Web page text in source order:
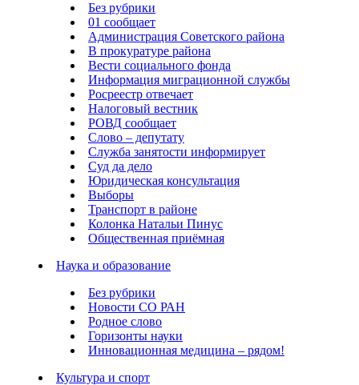
Без рубрики
01 сообщает
Администрация Советского района
В прокуратуре района
Вести социального фонда
Информация миграционной службы
Росреестр отвечает
Налоговый вестник
РОВД сообщает
Слово – депутату
Служба занятости информирует
Суд да дело
Юридическая консультация
Выборы
Транспорт в районе
Колонка Натальи Пинус
Общественная приёмная
Наука и образование
Без рубрики
Новости СО РАН
Родное слово
Горизонты науки
Инновационная медицина – рядом!
Культура и спорт